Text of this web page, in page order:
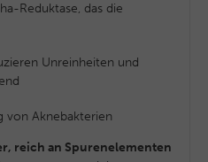
Reduktase, das die
Unreinheiten und
von Aknebakterien
reich an Spurenelementen